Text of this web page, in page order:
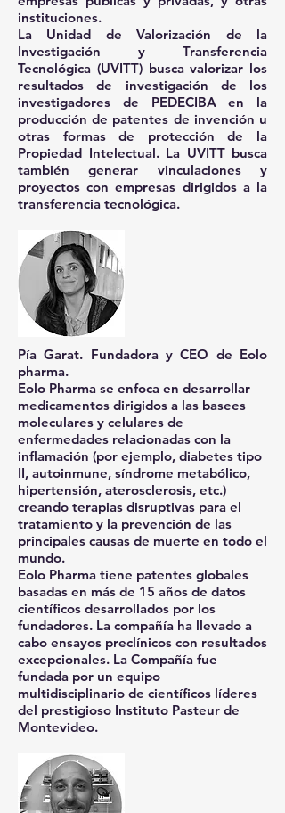
instituciones.
La Unidad de Valorización de la
Investigación y Transferencia
Tecnológica (UVITT) busca valorizar los
resultados de investigación de los
investigadores de PEDECIBA en la
producción de patentes de invención u
otras formas de protección de la
Propiedad Intelectual. La UVITT busca
también generar vinculaciones y
proyectos con empresas dirigidos a la
transferencia tecnológica.
Pía Garat. Fundadora y CEO de Eolo
pharma.
Eolo Pharma se enfoca en desarrollar
medicamentos dirigidos a las basees
moleculares y celulares de
enfermedades relacionadas con la
inflamación (por ejemplo, diabetes tipo
II, autoinmune, síndrome metabólico,
hipertensión, aterosclerosis, etc.)
creando terapias disruptivas para el
tratamiento y la prevención de las
principales causas de muerte en todo el
mundo.
Eolo Pharma tiene patentes globales
basadas en más de 15 años de datos
científicos desarrollados por los
fundadores. La compañía ha llevado a
cabo ensayos preclínicos con resultados
excepcionales. La Compañía fue
fundada por un equipo
multidisciplinario de científicos líderes
del prestigioso Instituto Pasteur de
Montevideo.